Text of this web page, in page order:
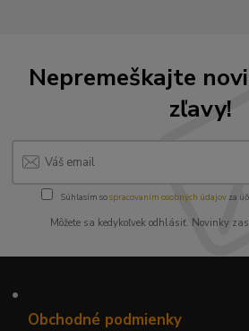
Nepremeškajte
zľavy!
Súhlasím sospracovaním osobných údajov za
Môžete sa kedykoľvek odhlásiť. Novinky
•
Obchodné podmienky